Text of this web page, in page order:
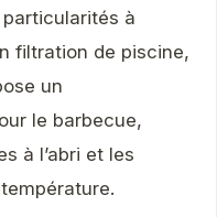
à
filtration de piscine,
un
le barbecue,
à l’abri et les